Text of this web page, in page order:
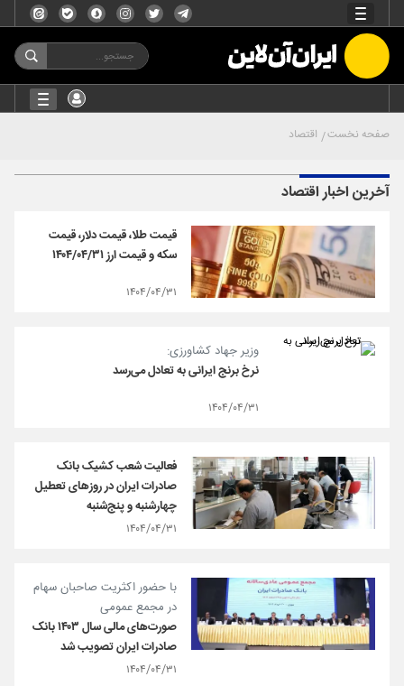
صفحه نخست اقتصاد
آخرین اخبار اقتصاد
قیمت طلا، قیمت دلار، قیمت
سکه و قیمت ارز ۱۴۰۴/۰۴/۳۱
۱۴۰۴/۰۴/۳۱
وزیر جهاد کشاورزی:
نرخ برنج ایرانی به تعادل می‌رسد
۱۴۰۴/۰۴/۳۱
فعالیت شعب کشیک بانک
صادرات ایران در روزهای تعطیل
چهارشنبه و پنج‌شنبه
۱۴۰۴/۰۴/۳۱
با حضور اکثریت صاحبان سهام
در مجمع عمومی
صورت‌های مالی سال ۱۴۰۳ بانک
صادرات ایران تصویب شد
۱۴۰۴/۰۴/۳۱